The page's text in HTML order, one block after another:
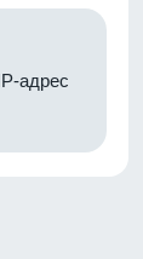
адрес